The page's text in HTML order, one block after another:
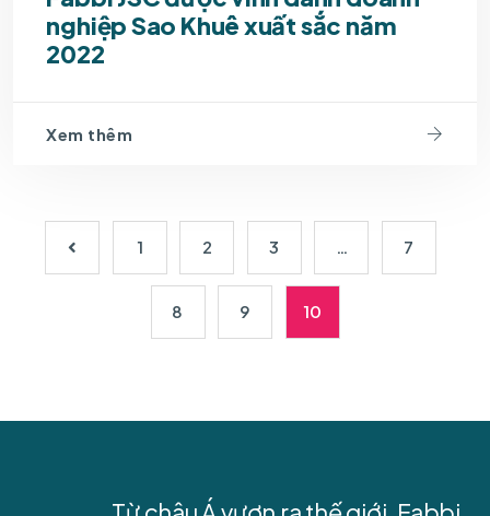
nghiệp Sao Khuê xuất sắc năm
2022
Xem thêm
1 2 3 … 7
8 9 10